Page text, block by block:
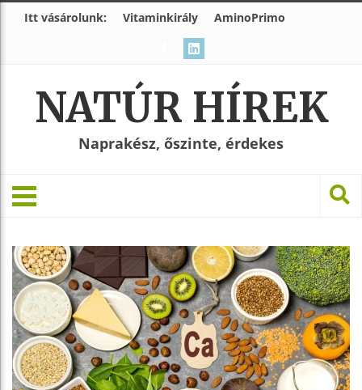
Itt vásárolunk: Vitaminkirály AminoPrimo
NATÚR HÍREK
Naprakész, őszinte, érdekes